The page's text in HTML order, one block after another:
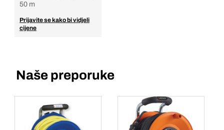
50 m
Prijavite se kako bi vidjeli
cijene
Naše preporuke